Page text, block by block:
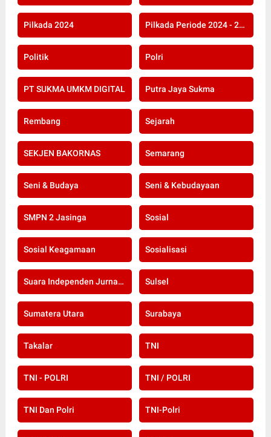
Pilkada 2024 Pilkada Periode 2024 - 2029
Politik Polri
PT SUKMA UMKM DIGITAL Putra Jaya Sukma
Rembang Sejarah
SEKJEN BAKORNAS Semarang
Seni & Budaya Seni & Kebudayaan
SMPN 2 Jasinga Sosial
Sosial Keagamaan Sosialisasi
Suara Independen Jurnalis Indonesia Sulsel
Sumatera Utara Surabaya
Takalar TNI
TNI - POLRI TNI / POLRI
TNI Dan Polri TNI-Polri